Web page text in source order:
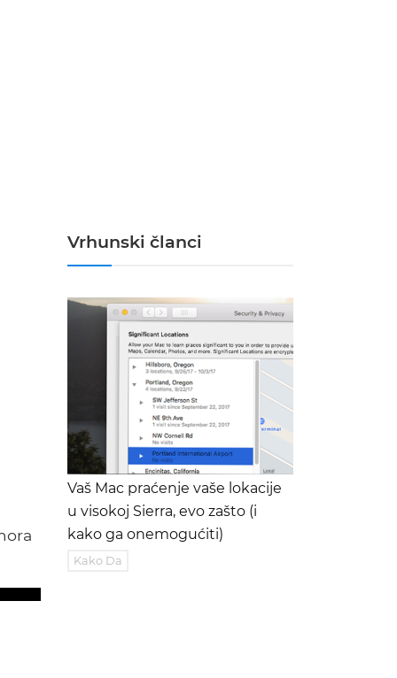
Vrhunski članci
Vaš Mac praćenje vaše lokacije
u visokoj Sierra, evo zašto (i
kako ga onemogućiti)
Kako Da